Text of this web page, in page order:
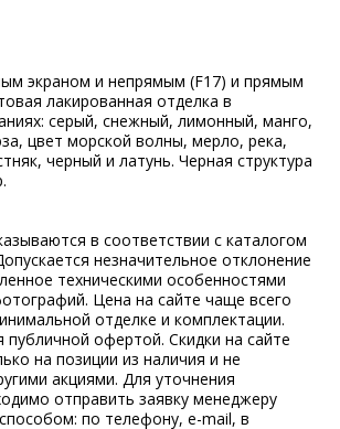
экраном и непрямым (F17) и прямым
лакированная отделка в
серый, снежный, лимонный, манго,
цвет морской волны, мерло, река,
черный и латунь. Черная структура
в соответствии с каталогом
незначительное отклонение
техническими особенностями
Цена на сайте чаще всего
отделке и комплектации.
публичной офертой. Скидки на сайте
на позиции из наличия и не
акциями. Для уточнения
отправить заявку менеджеру
по телефону, e-mail, в